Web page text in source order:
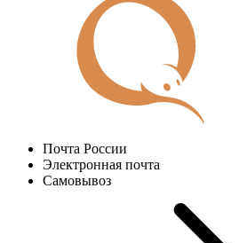
Почта России
Электронная почта
Самовывоз